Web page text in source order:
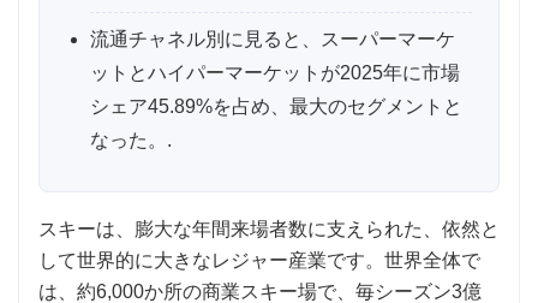
流通チャネル別に見ると、スーパーマーケ
ットとハイパーマーケットが2025年に市場
シェア45.89%を占め、最大のセグメントと
なった。.
スキーは、膨大な年間来場者数に支えられた、依然と
して世界的に大きなレジャー産業です。世界全体で
は、約6,000か所の商業スキー場で、毎シーズン3億